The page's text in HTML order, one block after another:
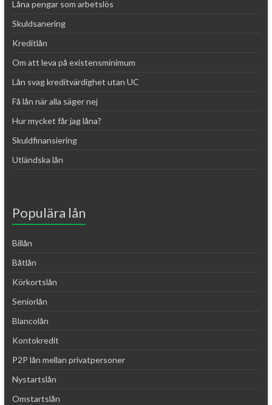
Låna pengar som arbetslös
Skuldsanering
Kreditlån
Om att leva på existensminimum
Lån svag kreditvärdighet utan UC
Få lån när alla säger nej
Hur mycket får jag låna?
Skuldfinansiering
Utländska lån
Populära lån
Billån
Båtlån
Körkortslån
Seniorlån
Blancolån
Kontokredit
P2P lån mellan privatpersoner
Nystartslån
Omstartslån